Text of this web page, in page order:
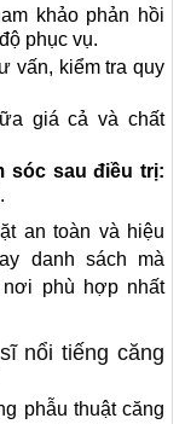
khảo phản hồi
phục vụ.
vấn, kiểm tra quy
giá cả và chất
sóc sau điều trị:
an toàn và hiệu
danh sách mà
nơi phù hợp nhất
nổi tiếng căng
phẫu thuật căng